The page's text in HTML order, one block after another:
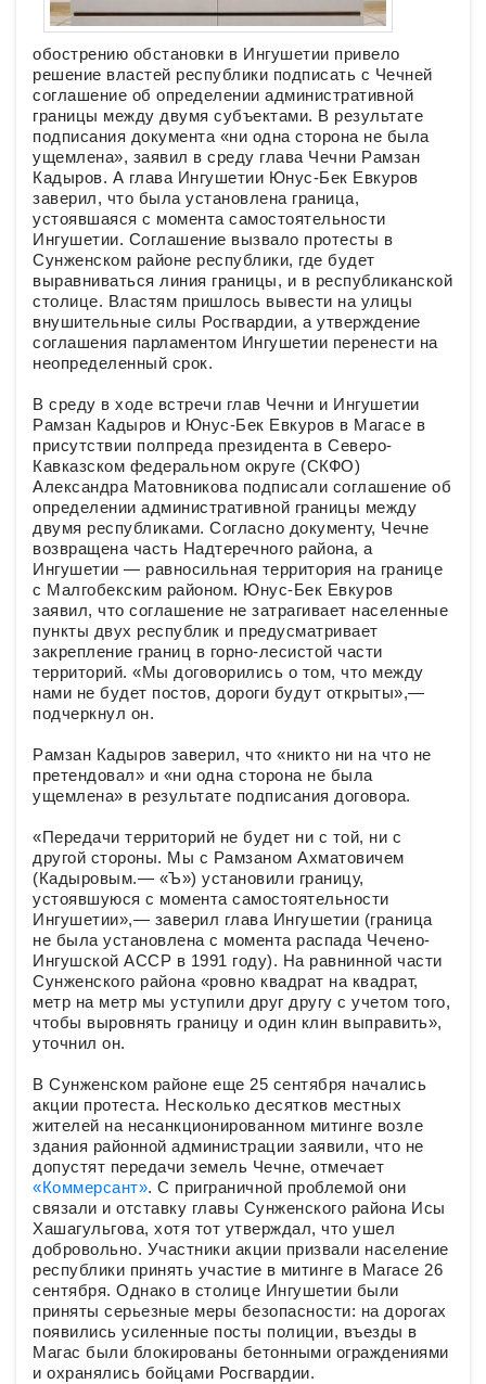
обострению обстановки в Ингушетии привело
решение властей республики подписать с Чечней
соглашение об определении административной
границы между двумя субъектами. В результате
подписания документа «ни одна сторона не была
ущемлена», заявил в среду глава Чечни Рамзан
Кадыров. А глава Ингушетии Юнус-Бек Евкуров
заверил, что была установлена граница,
устоявшаяся с момента самостоятельности
Ингушетии. Соглашение вызвало протесты в
Сунженском районе республики, где будет
выравниваться линия границы, и в республиканской
столице. Властям пришлось вывести на улицы
внушительные силы Росгвардии, а утверждение
соглашения парламентом Ингушетии перенести на
неопределенный срок.
В среду в ходе встречи глав Чечни и Ингушетии
Рамзан Кадыров и Юнус-Бек Евкуров в Магасе в
присутствии полпреда президента в Северо-
Кавказском федеральном округе (СКФО)
Александра Матовникова подписали соглашение об
определении административной границы между
двумя республиками. Согласно документу, Чечне
возвращена часть Надтеречного района, а
Ингушетии — равносильная территория на границе
с Малгобекским районом. Юнус-Бек Евкуров
заявил, что соглашение не затрагивает населенные
пункты двух республик и предусматривает
закрепление границ в горно-лесистой части
территорий. «Мы договорились о том, что между
нами не будет постов, дороги будут открыты»,—
подчеркнул он.
Рамзан Кадыров заверил, что «никто ни на что не
претендовал» и «ни одна сторона не была
ущемлена» в результате подписания договора.
«Передачи территорий не будет ни с той, ни с
другой стороны. Мы с Рамзаном Ахматовичем
(Кадыровым.— «Ъ») установили границу,
устоявшуюся с момента самостоятельности
Ингушетии»,— заверил глава Ингушетии (граница
не была установлена с момента распада Чечено-
Ингушской АССР в 1991 году). На равнинной части
Сунженского района «ровно квадрат на квадрат,
метр на метр мы уступили друг другу с учетом того,
чтобы выровнять границу и один клин выправить»,
уточнил он.
В Сунженском районе еще 25 сентября начались
акции протеста. Несколько десятков местных
жителей на несанкционированном митинге возле
здания районной администрации заявили, что не
допустят передачи земель Чечне, отмечает
«Коммерсант». С приграничной проблемой они
связали и отставку главы Сунженского района Исы
Хашагульгова, хотя тот утверждал, что ушел
добровольно. Участники акции призвали население
республики принять участие в митинге в Магасе 26
сентября. Однако в столице Ингушетии были
приняты серьезные меры безопасности: на дорогах
появились усиленные посты полиции, въезды в
Магас были блокированы бетонными ограждениями
и охранялись бойцами Росгвардии.